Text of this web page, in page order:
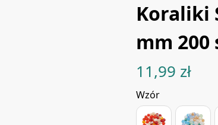
Koraliki
mm
11,99 zł
Wzór